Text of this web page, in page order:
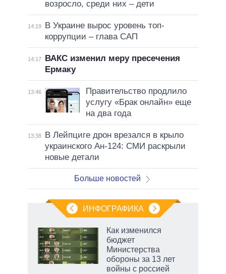
возросло, среди них – дети
14:19
В Украине вырос уровень топ-
коррупции – глава САП
14:17
ВАКС изменил меру пресечения
Ермаку
13:46
Правительство продлило
услугу «Брак онлайн» еще
на два года
13:38
В Лейпциге дрон врезался в крыло
украинского Ан-124: СМИ раскрыли
новые детали
Больше новостей
ИНФОГРАФИКА
Как изменился
бюджет
Министерства
обороны за 13 лет
войны с россией